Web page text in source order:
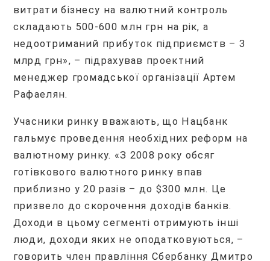
витрати бізнесу на валютний контроль
складають 500-600 млн грн на рік, а
недоотриманий прибуток підприємств – 3
млрд грн», – підрахував проектний
менеджер громадської організації Артем
Рафаелян.
Учасники ринку вважають, що Нацбанк
гальмує проведення необхідних реформ на
валютному ринку. «З 2008 року обсяг
готівкового валютного ринку впав
приблизно у 20 разів – до $300 млн. Це
призвело до скорочення доходів банків.
Доходи в цьому сегменті отримують інші
люди, доходи яких не оподатковуються, –
говорить член правління Сбербанку Дмитро